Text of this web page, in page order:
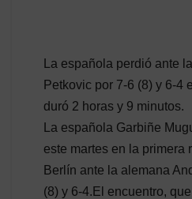
La española perdió ante
Petkovic por 7-6 (8) y 6-4
duró 2 horas y 9 minutos.
La española Garbiñe
este martes en la primera
Berlín ante la alemana
(8) y 6-4.El encuentro,